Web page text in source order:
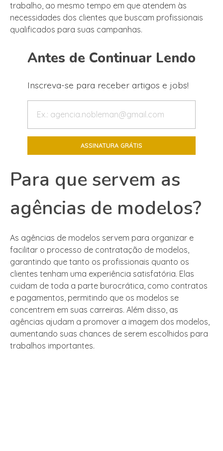
trabalho, ao mesmo tempo em que atendem às
necessidades dos clientes que buscam profissionais
qualificados para suas campanhas.
Antes de Continuar Lendo
Inscreva-se para receber artigos e jobs!
Para que servem as
agências de modelos?
As agências de modelos servem para organizar e
facilitar o processo de contratação de modelos,
garantindo que tanto os profissionais quanto os
clientes tenham uma experiência satisfatória. Elas
cuidam de toda a parte burocrática, como contratos
e pagamentos, permitindo que os modelos se
concentrem em suas carreiras. Além disso, as
agências ajudam a promover a imagem dos modelos,
aumentando suas chances de serem escolhidos para
trabalhos importantes.